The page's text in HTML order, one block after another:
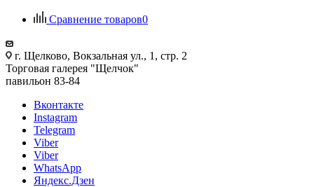
Сравнение товаров0
г. Щелково, Вокзальная ул., 1, стр. 2
Торговая галерея "Щелчок"
павильон 83-84
Вконтакте
Instagram
Telegram
Viber
Viber
WhatsApp
Яндекс.Дзен